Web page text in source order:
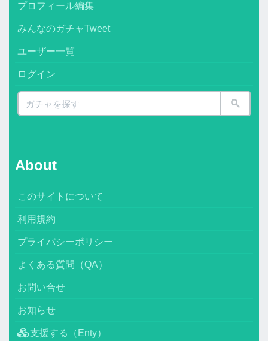
プロフィール編集
みんなのガチャTweet
ユーザー一覧
ログイン
About
このサイトについて
利用規約
プライバシーポリシー
よくある質問（QA）
お問い合せ
お知らせ
支援する（Enty）